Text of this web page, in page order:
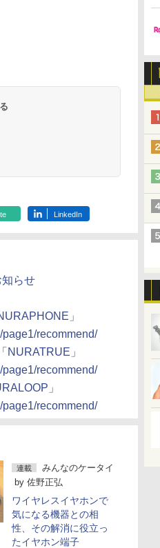
LinkedIn
らせ
」
recommend/
NURATRUE」
recommend/
」
recommend/
連載
みんなのケータイ
by 佐野正弘
ワイヤレスイヤホンで
気になる機器との相
性、その解消に役立っ
たイヤホン端子